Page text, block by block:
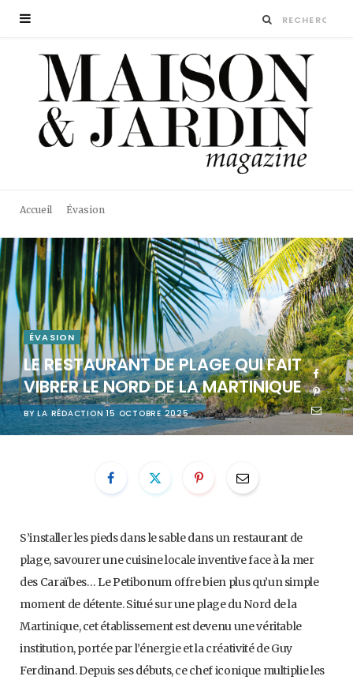
Accueil Évasion
ÉVASION
LE RESTAURANT DE PLAGE QUI FAIT
VIBRER LE NORD DE LA MARTINIQUE
BY LA RÉDACTION 15 OCTOBRE 2025
S’installer les pieds dans le sable dans un restaurant de
plage, savourer une cuisine locale inventive face à la mer
des Caraïbes… Le Petibonum offre bien plus qu’un simple
moment de détente. Situé sur une plage du Nord de la
Martinique, cet établissement est devenu une véritable
institution, portée par l’énergie et la créativité de Guy
Ferdinand. Depuis ses débuts, ce chef iconique multiplie les